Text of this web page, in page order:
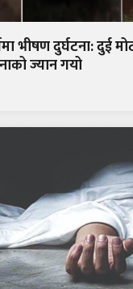
भीषण दुर्घटना: दुई
ज्यान गयो